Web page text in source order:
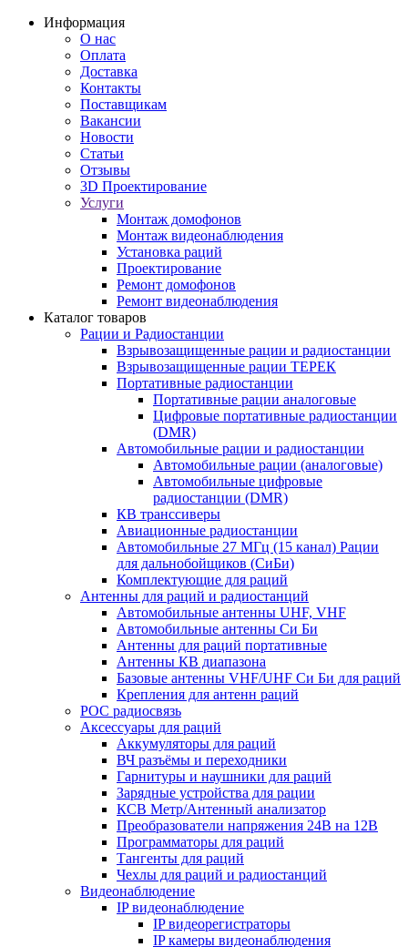
Информация
О нас
Оплата
Доставка
Контакты
Поставщикам
Вакансии
Новости
Статьи
Отзывы
3D Проектирование
Услуги
Монтаж домофонов
Монтаж видеонаблюдения
Установка раций
Проектирование
Ремонт домофонов
Ремонт видеонаблюдения
Каталог товаров
Рации и Радиостанции
Взрывозащищенные рации и радиостанции
Взрывозащищенные рации ТЕРЕК
Портативные радиостанции
Портативные рации аналоговые
Цифровые портативные радиостанции
(DMR)
Автомобильные рации и радиостанции
Автомобильные рации (аналоговые)
Автомобильные цифровые
радиостанции (DMR)
КВ транссиверы
Авиационные радиостанции
Автомобильные 27 МГц (15 канал) Рации
для дальнобойщиков (СиБи)
Комплектующие для раций
Антенны для раций и радиостанций
Автомобильные антенны UHF, VHF
Автомобильные антенны Си Би
Антенны для раций портативные
Антенны КВ диапазона
Базовые антенны VHF/UHF Си Би для раций
Крепления для антенн раций
POC радиосвязь
Аксессуары для раций
Аккумуляторы для раций
ВЧ разъёмы и переходники
Гарнитуры и наушники для раций
Зарядные устройства для рации
КСВ Метр/Антенный анализатор
Преобразователи напряжения 24В на 12В
Программаторы для раций
Тангенты для раций
Чехлы для раций и радиостанций
Видеонаблюдение
IP видеонаблюдение
IP видеорегистраторы
IP камеры видеонаблюдения